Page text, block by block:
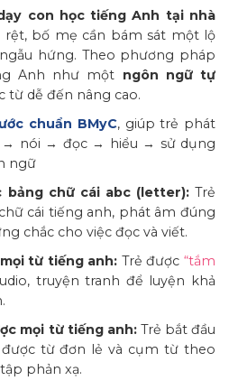
con học tiếng Anh tại nhà
rệt, bố mẹ cần bám sát một lộ
hứng. Theo phương pháp
Anh như một ngôn ngữ tự
từ dễ đến nâng cao.
chuẩn BMyC, giúp trẻ phát
→ nói → đọc → hiểu → sử dụng
ngữ
bảng chữ cái abc (letter):Trẻ
cái tiếng anh, phát âm đúng
chắc cho việc đọc và viết.
từ tiếng anh: Trẻ được“tắm
truyện tranh để luyện khả
mọi từ tiếng anh: Trẻ bắt đầu
từ đơn lẻ và cụm từ theo
phản xạ.